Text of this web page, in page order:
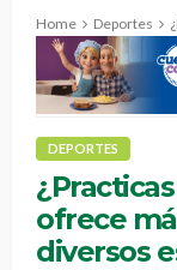
Home Deportes
DEPORTES
ofrece
diversos